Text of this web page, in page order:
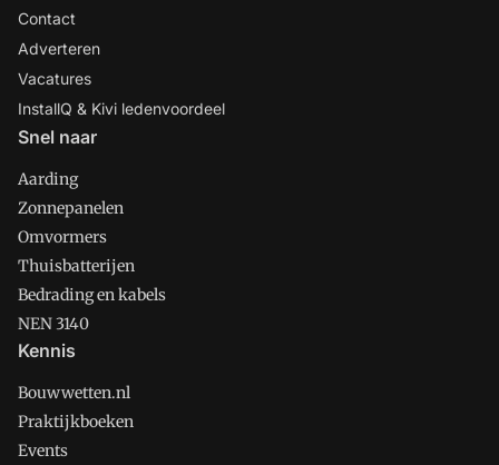
Contact
Adverteren
Vacatures
InstallQ & Kivi ledenvoordeel
Snel naar
Aarding
Zonnepanelen
Omvormers
Thuisbatterijen
Bedrading en kabels
NEN 3140
Kennis
Bouwwetten.nl
Praktijkboeken
Events